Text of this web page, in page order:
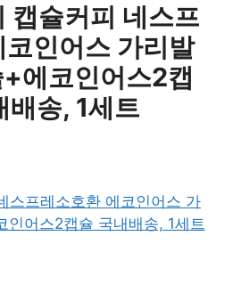
캡슐커피 네스프
인어스 가리발
에코인어스2캡
배송, 1세트